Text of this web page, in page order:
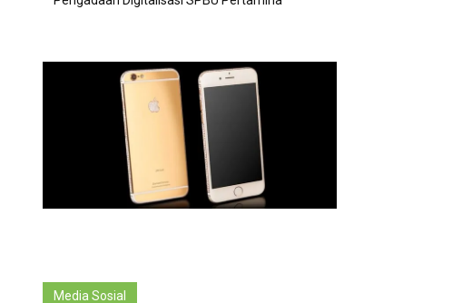
Media Sosial